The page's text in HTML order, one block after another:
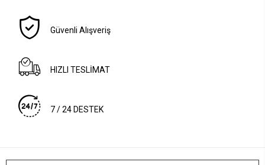
Güvenli Alışveriş
HIZLI TESLİMAT
7 / 24 DESTEK